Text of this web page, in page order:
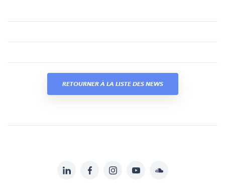
RETOURNER À LA LISTE DES NEWS
LinkedInFacebookInstagramYouTubeSoundcloud